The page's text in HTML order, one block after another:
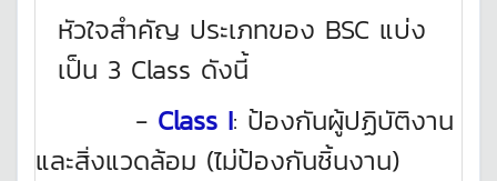
หัวใจสำคัญ ประเภทของ BSC แบ่ง
เป็น 3 Class ดังนี้
- Class I: ป้องกันผู้ปฏิบัติงาน
และสิ่งแวดล้อม (ไม่ป้องกันชิ้นงาน)